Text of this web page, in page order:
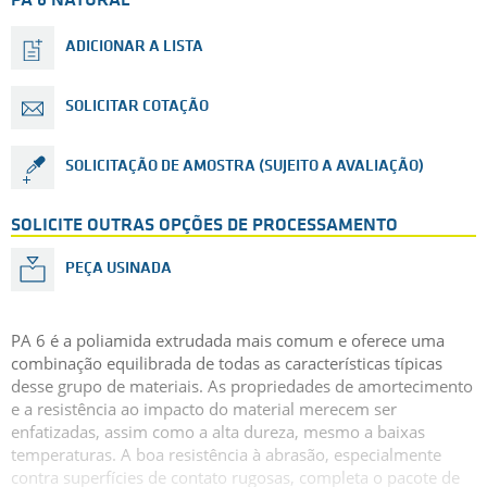
ADICIONAR A LISTA
SOLICITAR COTAÇÃO
SOLICITAÇÃO DE AMOSTRA (SUJEITO A AVALIAÇÃO)
SOLICITE OUTRAS OPÇÕES DE PROCESSAMENTO
PEÇA USINADA
PA 6 é a poliamida extrudada mais comum e oferece uma
combinação equilibrada de todas as características típicas
desse grupo de materiais. As propriedades de amortecimento
e a resistência ao impacto do material merecem ser
enfatizadas, assim como a alta dureza, mesmo a baixas
temperaturas. A boa resistência à abrasão, especialmente
contra superfícies de contato rugosas, completa o pacote de